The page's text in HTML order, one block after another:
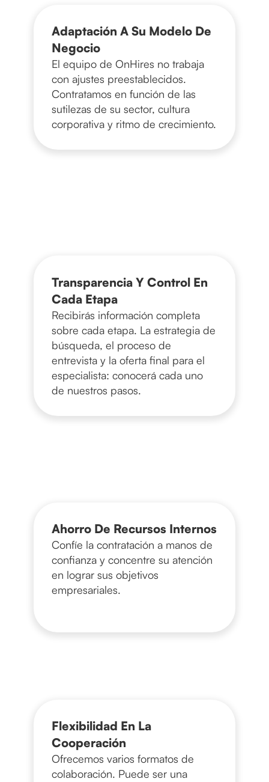
Adaptación A Su Modelo De
Negocio
El equipo de OnHires no trabaja
con ajustes preestablecidos.
Contratamos en función de las
sutilezas de su sector, cultura
corporativa y ritmo de crecimiento.
Transparencia Y Control En
Cada Etapa
Recibirás información completa
sobre cada etapa. La estrategia de
búsqueda, el proceso de
entrevista y la oferta final para el
especialista: conocerá cada uno
de nuestros pasos.
Ahorro De Recursos Internos
Confíe la contratación a manos de
confianza y concentre su atención
en lograr sus objetivos
empresariales.
Flexibilidad En La
Cooperación
Ofrecemos varios formatos de
colaboración. Puede ser una